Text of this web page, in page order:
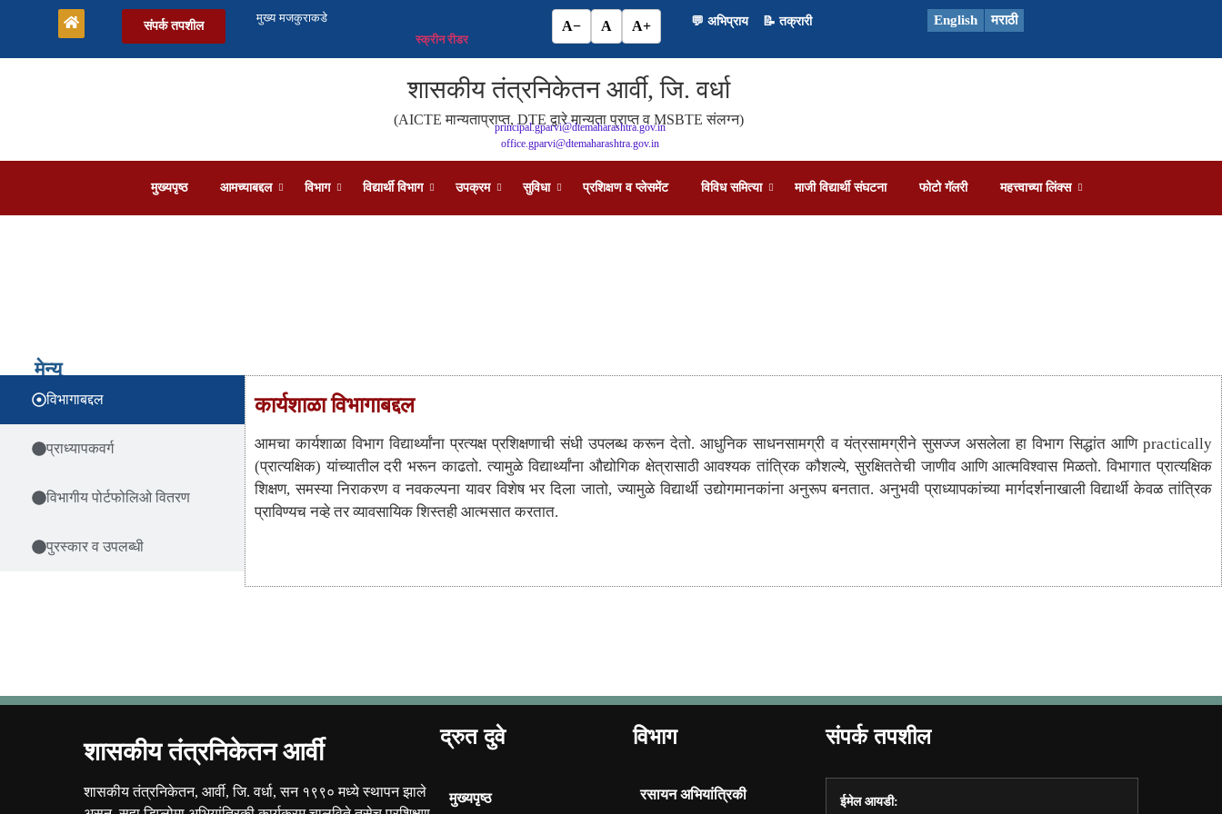
संपर्क तपशील
मुख्य मजकुराकडे
स्क्रीन रीडर
A− A A+ 💬 अभिप्राय 📝 तक्रारी English मराठी
शासकीय तंत्रनिकेतन आर्वी, जि. वर्धा
(AICTE मान्यताप्राप्त, DTE द्वारे मान्यता प्राप्त व MSBTE संलग्न)
principal.gparvi@dtemaharashtra.gov.in
office.gparvi@dtemaharashtra.gov.in
मुख्यपृष्ठ आमच्याबद्दल विभाग विद्यार्थी विभाग उपक्रम सुविधा प्रशिक्षण व प्लेसमेंट विविध समित्या माजी विद्यार्थी संघटना फोटो गॅलरी महत्त्वाच्या लिंक्स
मेन्यू
विभागाबद्दल
प्राध्यापकवर्ग
विभागीय पोर्टफोलिओ वितरण
पुरस्कार व उपलब्धी
कार्यशाळा विभागाबद्दल
आमचा कार्यशाळा विभाग विद्यार्थ्यांना प्रत्यक्ष प्रशिक्षणाची संधी उपलब्ध करून देतो. आधुनिक साधनसामग्री व यंत्रसामग्रीने सुसज्ज असलेला हा विभाग सिद्धांत आणि practically
(प्रात्यक्षिक) यांच्यातील दरी भरून काढतो. त्यामुळे विद्यार्थ्यांना औद्योगिक क्षेत्रासाठी आवश्यक तांत्रिक कौशल्ये, सुरक्षिततेची जाणीव आणि आत्मविश्वास मिळतो. विभागात प्रात्यक्षिक
शिक्षण, समस्या निराकरण व नवकल्पना यावर विशेष भर दिला जातो, ज्यामुळे विद्यार्थी उद्योगमानकांना अनुरूप बनतात. अनुभवी प्राध्यापकांच्या मार्गदर्शनाखाली विद्यार्थी केवळ तांत्रिक
प्राविण्यच नव्हे तर व्यावसायिक शिस्तही आत्मसात करतात.
शासकीय तंत्रनिकेतन आर्वी
शासकीय तंत्रनिकेतन, आर्वी, जि. वर्धा, सन १९९० मध्ये स्थापन झाले
द्रुत दुवे
मुख्यपृष्ठ
विभाग
रसायन अभियांत्रिकी
संपर्क तपशील
ईमेल आयडी: